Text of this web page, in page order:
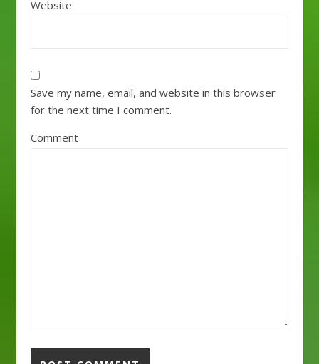
Website
Save my name, email, and website in this browser
for the next time I comment.
Comment